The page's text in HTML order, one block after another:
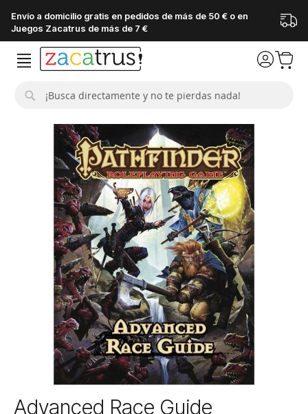
Envío a domicilio gratis en pedidos de más de 50 € o en
Juegos Zacatrus de más de 7 €
imágenes
Saltar
Advanced Race Guide